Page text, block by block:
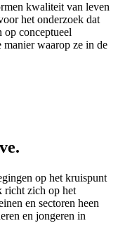
kwaliteit van leven
het onderzoek dat
conceptueel
manier waarop ze in de
op het kruispunt
richt zich op het
en sectoren heen
en jongeren in